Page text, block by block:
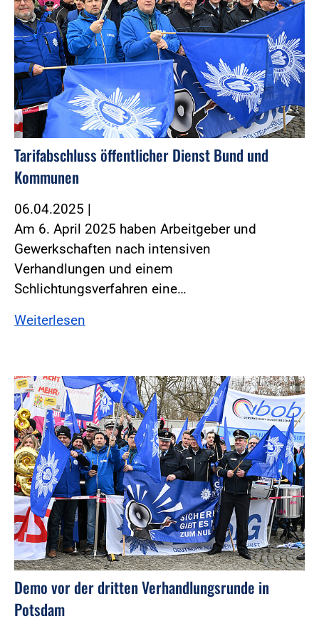
Tarifabschluss öffentlicher Dienst Bund und
Kommunen
06.04.2025 |
Am 6. April 2025 haben Arbeitgeber und
Gewerkschaften nach intensiven
Verhandlungen und einem
Schlichtungsverfahren eine…
Weiterlesen
Foto:Foto: Windmüller
Demo vor der dritten Verhandlungsrunde in
Potsdam